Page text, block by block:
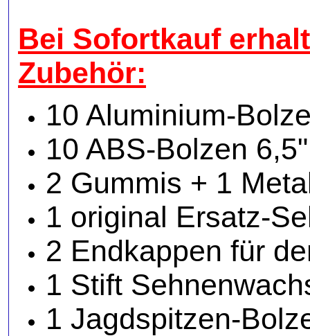
Bei Sofortkauf
Zubehör:
10 Aluminium-
10 ABS-Bolzen 6,5"
2 Gummis + 1
1 original Ersatz-
2 Endkappen für
1 Stift
1 Jagdspitzen-